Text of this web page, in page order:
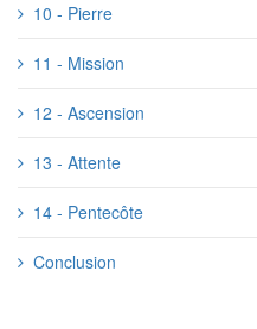
10 - Pierre
11 - Mission
12 - Ascension
13 - Attente
14 - Pentecôte
Conclusion